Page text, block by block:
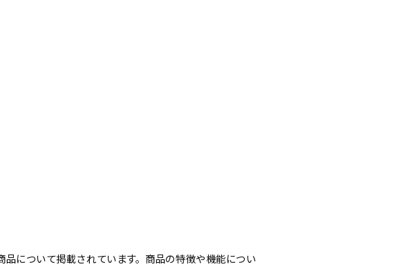
品について掲載されています。商品の特徴や機能につい